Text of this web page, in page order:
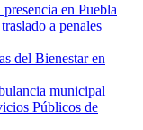
en Puebla
a penales
del Bienestar en
municipal
Públicos de